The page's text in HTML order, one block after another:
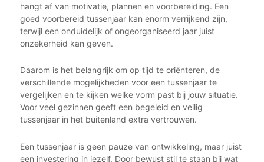
hangt af van motivatie, plannen en voorbereiding. Een
goed voorbereid tussenjaar kan enorm verrijkend zijn,
terwijl een onduidelijk of ongeorganiseerd jaar juist
onzekerheid kan geven.
Daarom is het belangrijk om op tijd te oriënteren, de
verschillende mogelijkheden voor een tussenjaar te
vergelijken en te kijken welke vorm past bij jouw situatie.
Voor veel gezinnen geeft een begeleid en veilig
tussenjaar in het buitenland extra vertrouwen.
Een tussenjaar is geen pauze van ontwikkeling, maar juist
een investering in jezelf. Door bewust stil te staan bij wat